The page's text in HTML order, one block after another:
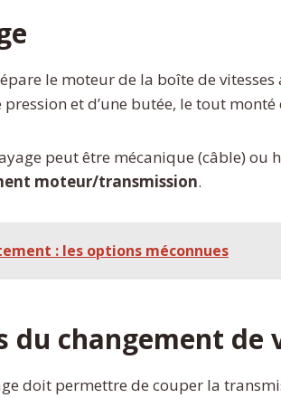
le moteur de la boîte de
et d’une butée, le tout
peut être mécanique (câble)
moteur/transmission.
: les options méconnues
du changement de
doit permettre de couper la